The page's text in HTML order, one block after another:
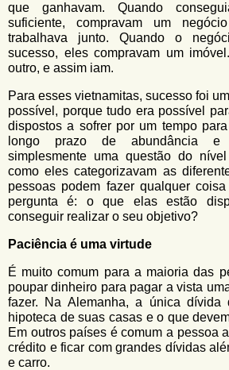
que ganhavam. Quando
suficiente, compravam um
trabalhava junto. Quando o
sucesso, eles compravam um
outro, e assim iam.
Para esses vietnamitas, sucesso foi
possível, porque tudo era possível
dispostos a sofrer por um tempo
longo prazo de abundância e
simplesmente uma questão do
como eles categorizavam as
pessoas podem fazer qualquer
pergunta é: o que elas estão
conseguir realizar o seu objetivo?
Paciência é uma virtude
É muito comum para a maioria das
poupar dinheiro para pagar a vista
fazer. Na Alemanha, a única
hipoteca de suas casas e o que
Em outros países é comum a pessoa
crédito e ficar com grandes dívidas
e carro.